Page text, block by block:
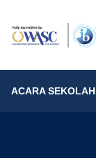
ACARA SEKOLAH